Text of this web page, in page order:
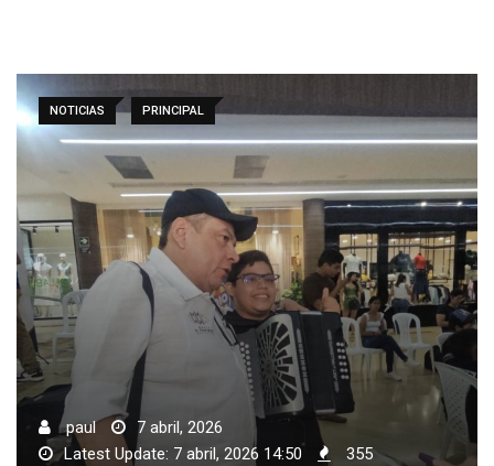
NOTICIAS PRINCIPAL
paul
7 abril, 2026
Latest Update: 7 abril, 2026 14:50
355